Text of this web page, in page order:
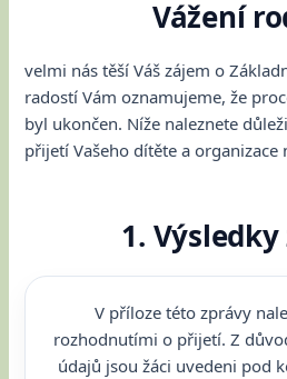
Vážení
velmi nás těší Váš zájem o
radostí Vám oznamujeme, že
byl ukončen. Níže naleznete
přijetí Vašeho dítěte a organizace
1.
V příloze této zprávy
rozhodnutími o přijetí. Z
údajů jsou žáci uvedeni pod